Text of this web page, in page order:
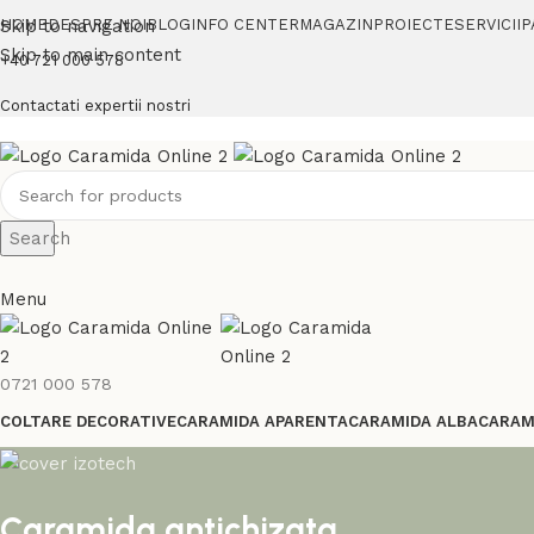
Skip to navigation
Skip to main content
HOMEDESPRE NOIBLOG INFO CENTERMAGAZIN PROIECTESERVICII
+40 721 000 578
Contactati expertii nostri
Search
Menu
0721 000 578
COLTARE DECORATIVECARAMIDA APARENTACARAMIDA ALBA